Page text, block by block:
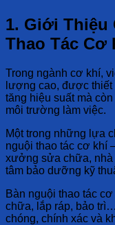
1. Giới Thiệu
Thao Tác Cơ
Trong ngành cơ khí,
lượng cao, được
tăng hiệu suất mà
môi trường làm việc.
Một trong những lựa
nguội thao tác cơ khí
xưởng sửa chữa, nhà
tâm bảo dưỡng kỹ
Bàn nguội thao tác
chữa, lắp ráp, bảo
chóng, chính xác và